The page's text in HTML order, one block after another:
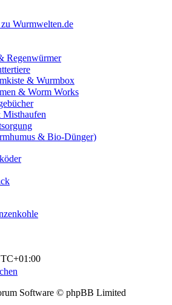
Wurmwelten.de
Regenwürmer
& Wurmbox
& Worm Works
& Bio-Dünger)
Software © phpBB Limited